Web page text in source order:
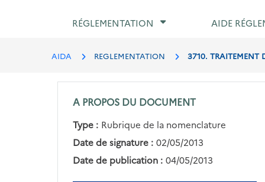
RÉGLEMENTATION AIDE
AIDA REGLEMENTATION 3710. TRAITEMENT
A PROPOS DU DOCUMENT
Type : Rubrique de la nomenclature
Date de signature : 02/05/2013
Date de publication : 04/05/2013